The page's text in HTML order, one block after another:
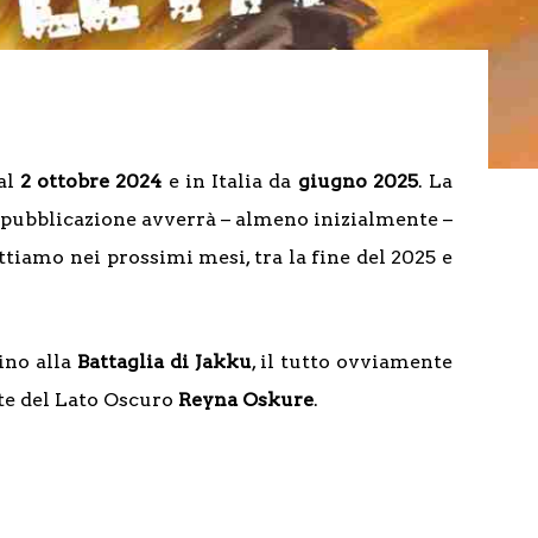
2 ottobre 2024 e in Italia da giugno 2025. La
avverrà – almeno inizialmente –
nei prossimi mesi, tra la fine del 2025 e
alla Battaglia di Jakku, il tutto ovviamente
del Lato Oscuro Reyna Oskure.